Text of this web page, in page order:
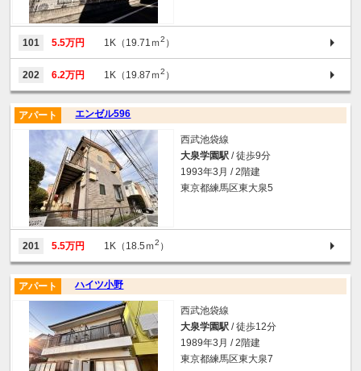
101 5.5万円 1K（19.71ｍ2 ）
202 6.2万円 1K（19.87ｍ2 ）
エンゼル596
アパート
西武池袋線
大泉学園駅 / 徒歩9分
1993年3月 / 2階建
東京都練馬区東大泉5
201 5.5万円 1K（18.5ｍ2 ）
ハイツ小野
アパート
西武池袋線
大泉学園駅 / 徒歩12分
1989年3月 / 2階建
東京都練馬区東大泉7